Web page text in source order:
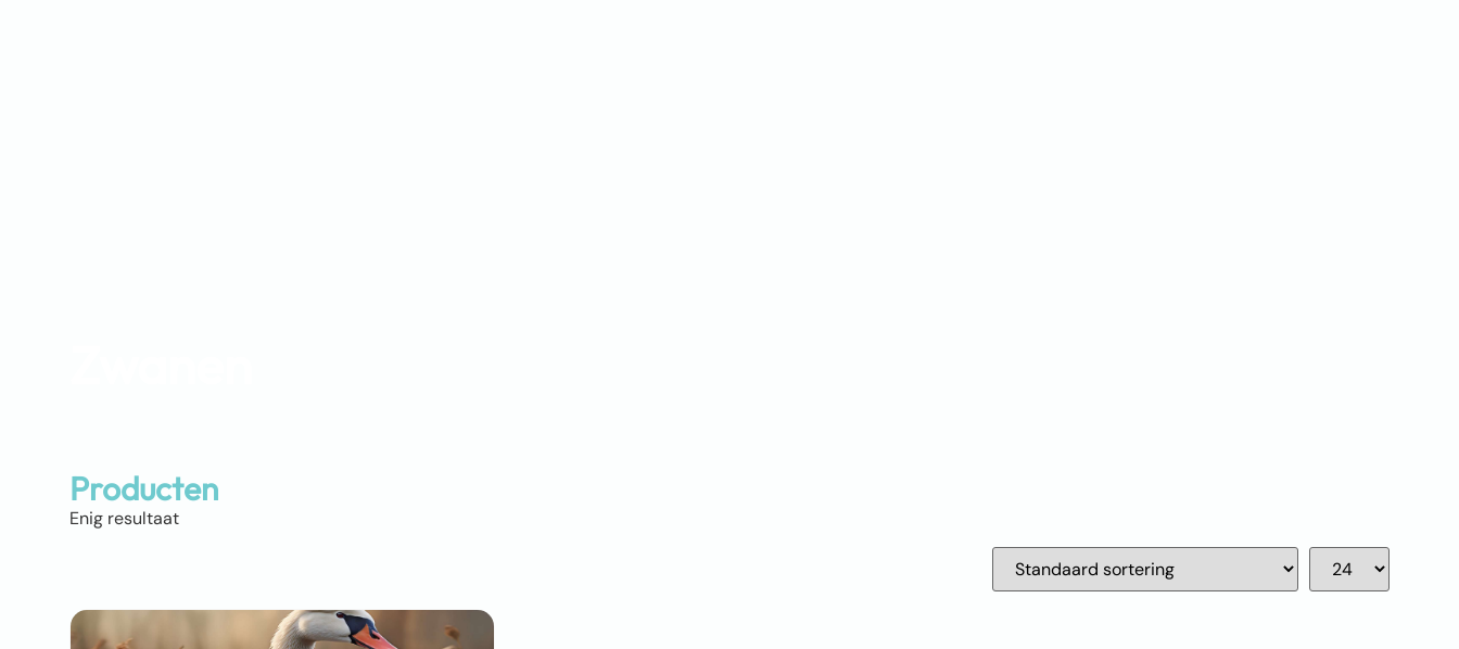
Producten
Enig resultaat